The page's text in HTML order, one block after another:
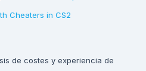
Cheaters in CS2
de costes y experiencia de